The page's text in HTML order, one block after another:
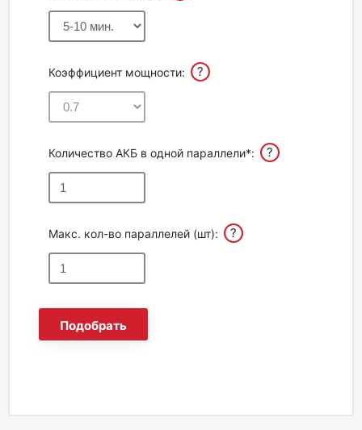
Коэффициент мощности: ?
Количество АКБ в одной параллели*: ?
Макс. кол-во параллелей (шт): ?
Подобрать